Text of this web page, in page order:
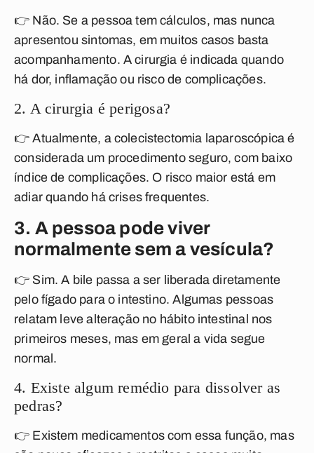
👉 Não. Se a pessoa tem cálculos, mas nunca
apresentou sintomas, em muitos casos basta
acompanhamento. A cirurgia é indicada quando
há dor, inflamação ou risco de complicações.
2. A cirurgia é perigosa?
👉 Atualmente, a colecistectomia laparoscópica é
considerada um procedimento seguro, com baixo
índice de complicações. O risco maior está em
adiar quando há crises frequentes.
3. A pessoa pode viver
normalmente sem a vesícula?
👉 Sim. A bile passa a ser liberada diretamente
pelo fígado para o intestino. Algumas pessoas
relatam leve alteração no hábito intestinal nos
primeiros meses, mas em geral a vida segue
normal.
4. Existe algum remédio para dissolver as
pedras?
👉 Existem medicamentos com essa função, mas